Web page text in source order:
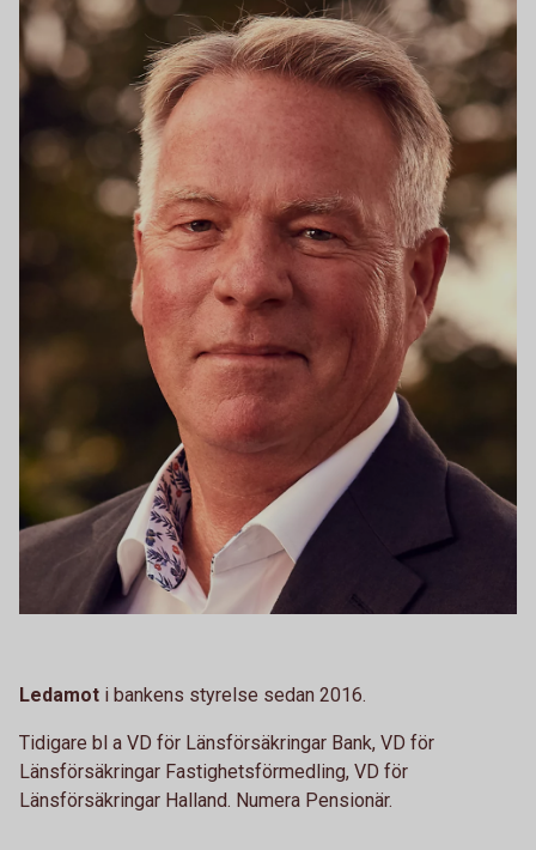
Ledamot i bankens styrelse sedan 2016.
Tidigare bl a VD för Länsförsäkringar Bank, VD för
Länsförsäkringar Fastighetsförmedling, VD för
Länsförsäkringar Halland. Numera Pensionär.